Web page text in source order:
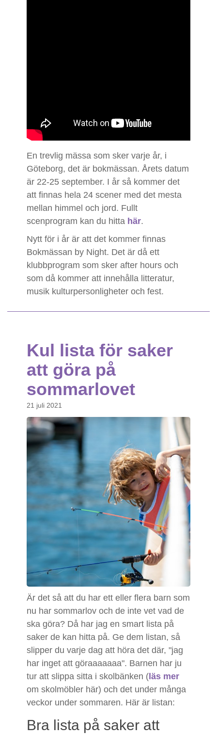
En trevlig mässa som sker varje år, i
Göteborg, det är bokmässan. Årets datum
är 22-25 september. I år så kommer det
att finnas hela 24 scener med det mesta
mellan himmel och jord. Fullt
scenprogram kan du hitta här.
Nytt för i år är att det kommer finnas
Bokmässan by Night. Det är då ett
klubbprogram som sker after hours och
som då kommer att innehålla litteratur,
musik kulturpersonligheter och fest.
Kul lista för saker
att göra på
sommarlovet
21 juli 2021
Är det så att du har ett eller flera barn som
nu har sommarlov och de inte vet vad de
ska göra? Då har jag en smart lista på
saker de kan hitta på. Ge dem listan, så
slipper du varje dag att höra det där, "jag
har inget att göraaaaaaa". Barnen har ju
tur att slippa sitta i skolbänken ( läs mer
om skolmöbler här) och det under många
veckor under sommaren. Här är listan:
Bra lista på saker att